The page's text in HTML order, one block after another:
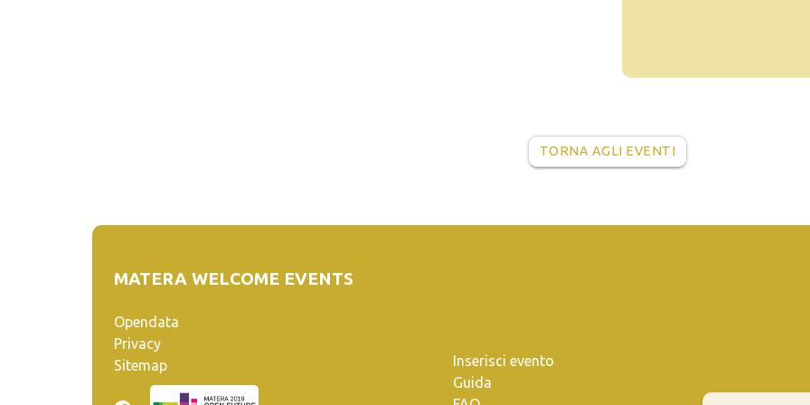
TORNA AGLI EVENTI
MATERA WELCOME EVENTS
Opendata
Privacy
Sitemap
Inserisci evento
Guida